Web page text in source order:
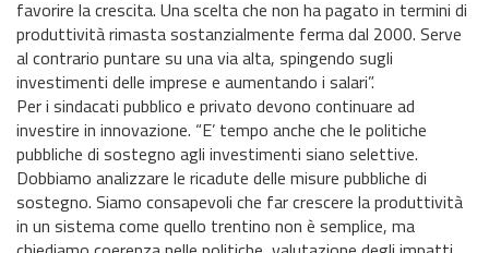
favorire la crescita. Una scelta che non ha pagato in termini di
produttività rimasta sostanzialmente ferma dal 2000. Serve
al contrario puntare su una via alta, spingendo sugli
investimenti delle imprese e aumentando i salari”.
Per i sindacati pubblico e privato devono continuare ad
investire in innovazione. “E’ tempo anche che le politiche
pubbliche di sostegno agli investimenti siano selettive.
Dobbiamo analizzare le ricadute delle misure pubbliche di
sostegno. Siamo consapevoli che far crescere la produttività
in un sistema come quello trentino non è semplice, ma